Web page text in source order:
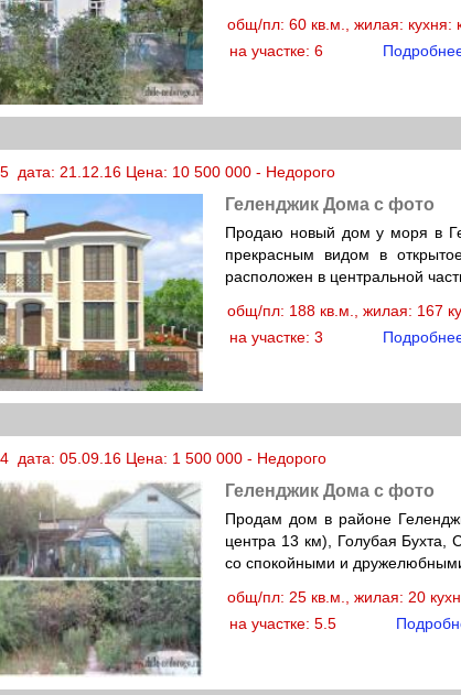
общ/пл: 60 кв.м., жилая: кухня:
на участке: 6
дата: 21.12.16 Цена: 10 500 000 - Недорого
Геленджик Дома с фото
Продаю новый дом у моря в
прекрасным видом в
расположен в центральной
общ/пл: 188 кв.м., жилая: 167
на участке: 3
дата: 05.09.16 Цена: 1 500 000 - Недорого
Геленджик Дома с фото
Продам дом в районе
центра 13 км), Голубая Бухта,
со спокойными и
общ/пл: 25 кв.м., жилая: 20
на участке: 5.5